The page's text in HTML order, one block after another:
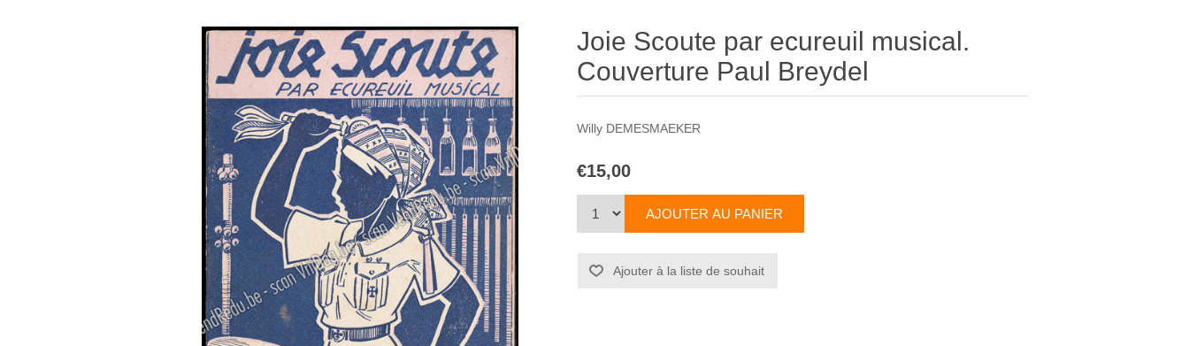
Joie Scoute par ecureuil musical.
Couverture Paul Breydel
Willy DEMESMAEKER
€15,00